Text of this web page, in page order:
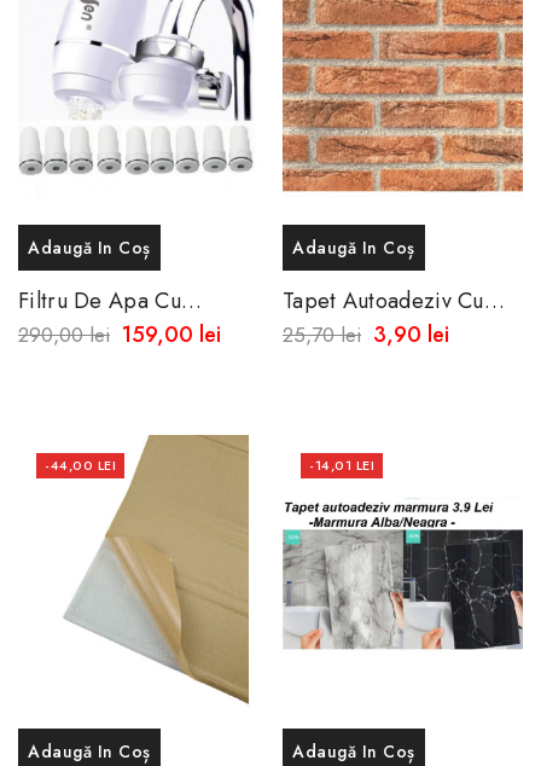
Adaugă In Coș
Filtru De Apa Cu
Robinet + 10 Rezerve
290,00 lei 159,00 lei
Adaugă In Coș
Tapet Autoadeziv Cu
Aspect De Caramida
50x45 Cm -Rezistent La
25,70 lei 3,90 lei
-44,00 LEI
Adaugă In Coș
-14,01 LEI
Adaugă In Coș